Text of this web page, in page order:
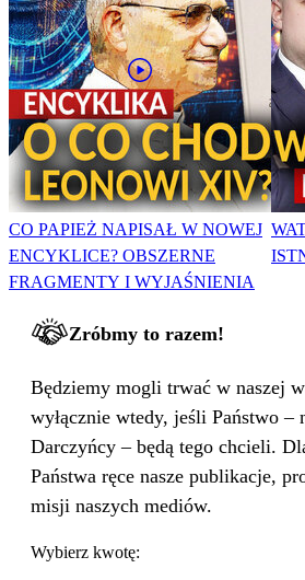
CO PAPIEŻ NAPISAŁ W NOWEJ
ENCYKLICE? OBSZERNE
FRAGMENTY I WYJAŚNIENIA
Zróbmy to razem!
Będziemy mogli trwać w naszej
wyłącznie wtedy, jeśli Państwo –
Darczyńcy – będą tego chcieli.
Państwa ręce nasze publikacje,
misji naszych mediów.
Wybierz kwotę: